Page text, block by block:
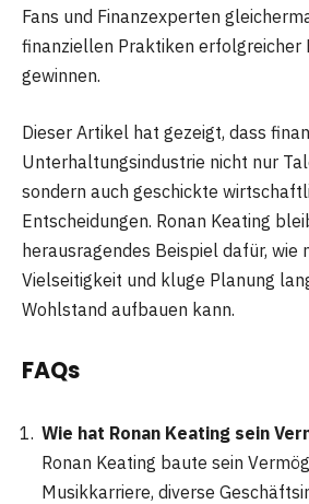
Fans und Finanzexperten
finanziellen Praktiken erfolgreicher
gewinnen.
Dieser Artikel hat gezeigt, dass
Unterhaltungsindustrie nicht nur
sondern auch geschickte
Entscheidungen. Ronan Keating
herausragendes Beispiel dafür, wie
Vielseitigkeit und kluge Planung
Wohlstand aufbauen kann.
FAQs
Wie hat Ronan Keating sein
Ronan Keating baute sein
Musikkarriere, diverse